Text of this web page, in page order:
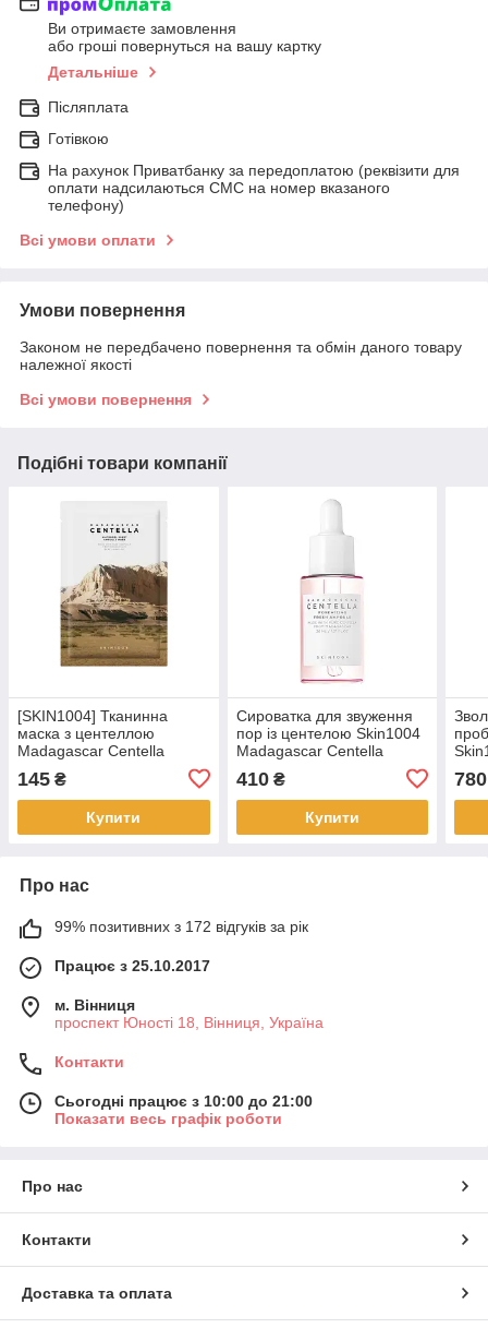
Ви отримаєте замовлення
або гроші повернуться на вашу картку
Детальніше
Післяплата
Готівкою
На рахунок Приватбанку за передоплатою (реквізити для
оплати надсилаються СМС на номер вказаного
телефону)
Всі умови оплати
Умови повернення
Законом не передбачено повернення та обмін даного товару
належної якості
Всі умови повернення
Подібні товари компанії
[SKIN1004] Тканинна
маска з центеллою
Madagascar Centella
Mask, 1 шт.
145 ₴
Купити
Сироватка для звуження
пор із центелою Skin1004
Madagascar Centella
Poremizing Fresh Ampoule
30ml
410₴
Купити
780
Про нас
99% позитивних з 172 відгуків за рік
Працює з 25.10.2017
м. Вінниця
проспект Юності 18, Вінниця, Україна
Контакти
Сьогодні працює з 10:00 до 21:00
Показати весь графік роботи
Про нас
Контакти
Доставка та оплата